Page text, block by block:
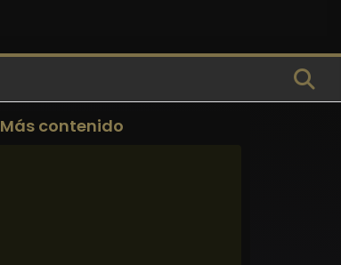
Más contenido